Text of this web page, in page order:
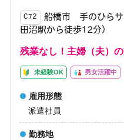
C72
船橋市 手のひらサ
田沼駅から徒歩12分）
残業なし！主婦（夫）
未経験OK 男女活躍中
雇用形態
派遣社員
勤務地